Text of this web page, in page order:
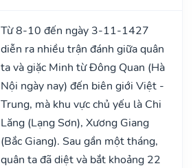
Từ 8-10 đến ngày 3-11-1427
diễn ra nhiều trận đánh giữa quân
ta và giặc Minh từ Đông Quan (Hà
Nội ngày nay) đến biên giới Việt -
Trung, mà khu vực chủ yếu là Chi
Lăng (Lạng Sơn), Xương Giang
(Bắc Giang). Sau gần một tháng,
quân ta đã diệt và bắt khoảng 22